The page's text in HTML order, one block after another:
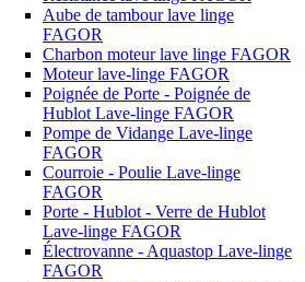
Aube de tambour lave linge
FAGOR
Charbon moteur lave linge FAGOR
Moteur lave-linge FAGOR
Poignée de Porte - Poignée de
Hublot Lave-linge FAGOR
Pompe de Vidange Lave-linge
FAGOR
Courroie - Poulie Lave-linge
FAGOR
Porte - Hublot - Verre de Hublot
Lave-linge FAGOR
Électrovanne - Aquastop Lave-linge
FAGOR